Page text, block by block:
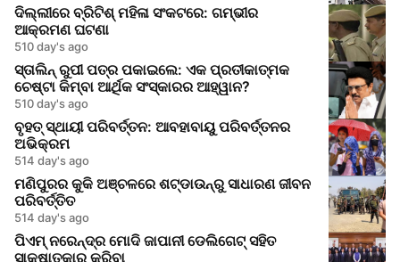
ଦିଲ୍ଲୀରେ ବ୍ରିଟିଶ୍ ମହିଳା ସଂକଟରେ: ଗମ୍ଭୀର
ଆକ୍ରମଣ ଘଟଣା
510 day's ago
ସ୍ତାଲିନ୍ ରୁପୀ ପତ୍ର ପକାଇଲେ: ଏକ ପ୍ରତୀକାତ୍ମକ
ଚେଷ୍ଟା କିମ୍ବା ଆର୍ଥିକ ସଂସ୍କାରର ଆହ୍ୱାନ?
510 day's ago
ବୃହତ୍ ସ୍ଥାୟୀ ପରିବର୍ତ୍ତନ: ଆବହାବାୟୁ ପରିବର୍ତ୍ତନର
ଅଭିକ୍ରମ
514 day's ago
ମଣିପୁରର କୁକି ଅଞ୍ଚଳରେ ଶଟ୍ଡାଉନ୍‌ରୁ ସାଧାରଣ ଜୀବନ
ପରିବର୍ତ୍ତିତ
514 day's ago
ପିଏମ୍ ନରେନ୍ଦ୍ର ମୋଦି ଜାପାନୀ ଡେଲିଗେଟ୍ ସହିତ
ସାକ୍ଷାତକାର କରିବା